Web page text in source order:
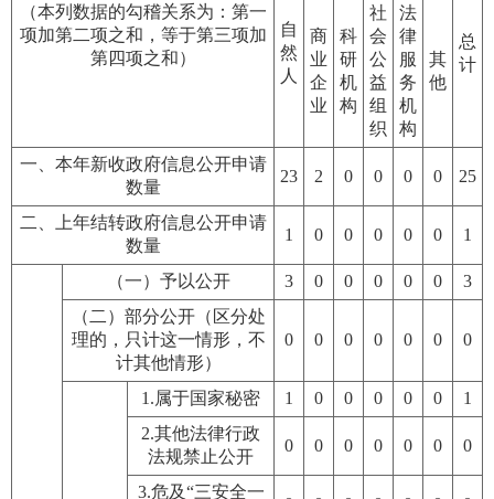
（本列数据的勾稽关系为：第一
项加第二项之和，等于第三项加
第四项之和）
自
然
人
总
计
商
业
企
业
科
研
机
构
社
会
公
益
组
织
法
律
服
务
机
构
其
他
一、本年新收政府信息公开申请
数量
23 2 0 0 0 0 25
二、上年结转政府信息公开申请
数量
1 0 0 0 0 0 1
（一）予以公开 3 0 0 0 0 0
3
（二）部分公开（区分处
理的，只计这一情形，不
计其他情形）
0 0 0 0 0 0 0
1.属于国家秘密 1 0 0 0 0 0
1
2.其他法律行政
法规禁止公开
0 0 0 0 0 0 0
3.危及“三安全一